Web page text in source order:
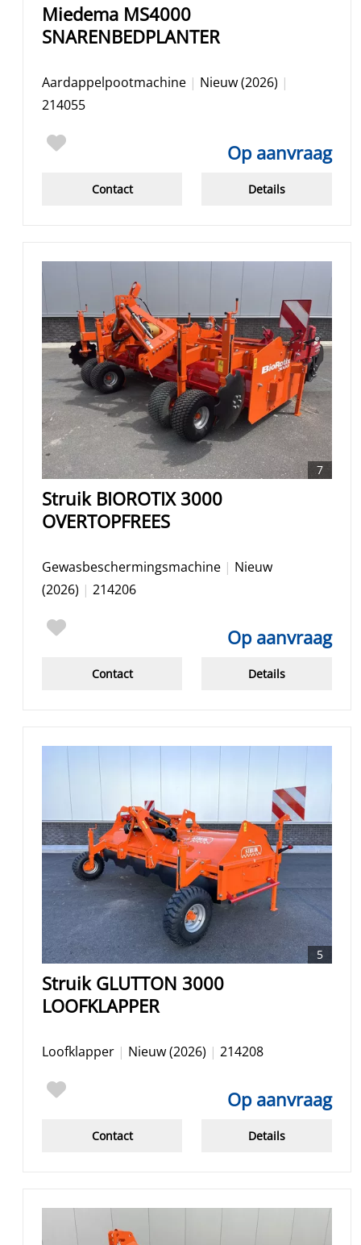
Miedema MS4000
SNARENBEDPLANTER
Aardappelpootmachine | Nieuw (2026) |
214055
Op aanvraag
Details
Contact
7
Struik BIOROTIX 3000
OVERTOPFREES
Gewasbeschermingsmachine | Nieuw
(2026) | 214206
Op aanvraag
Details
Contact
5
Struik GLUTTON 3000
LOOFKLAPPER
Loofklapper | Nieuw (2026) | 214208
Op aanvraag
Details
Contact